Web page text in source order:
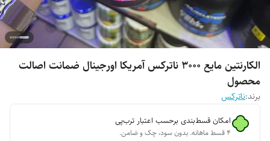
الکارنتین مایع 3000 ناترکس آمریکا اورجینال ضمانت اصالت
محصول
برند:ناترکس
امکان قسط‌بندی برحسب اعتبار ترب‌پی
۴ قسط ماهانه. بدون سود، چک و ضامن.